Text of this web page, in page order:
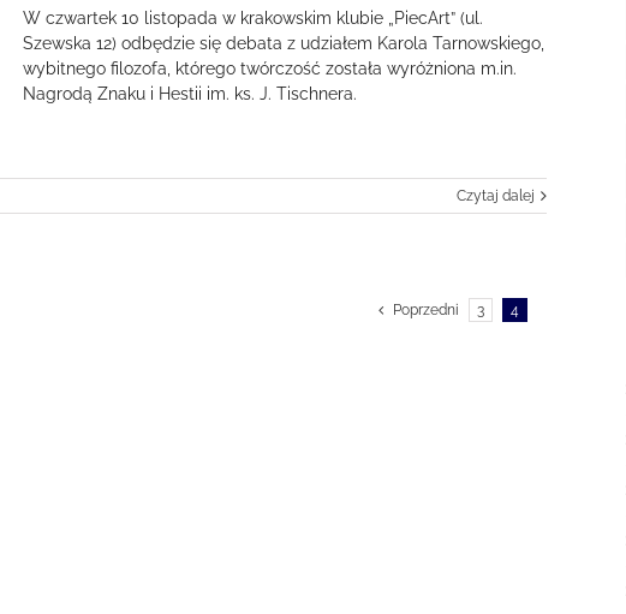
W czwartek 10 listopada w krakowskim klubie „PiecArt” (ul.
Szewska 12) odbędzie się debata z udziałem Karola Tarnowskiego,
wybitnego filozofa, którego twórczość została wyróżniona m.in.
Nagrodą Znaku i Hestii im. ks. J. Tischnera.
Czytaj dalej
Poprzedni 3 4